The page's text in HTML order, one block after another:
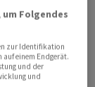
Beginn
legte er
dafür waren
Folgendes
zur Identifikation
einem Endgerät.
und der
und